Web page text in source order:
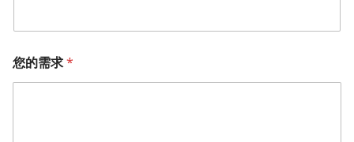
您的需求*